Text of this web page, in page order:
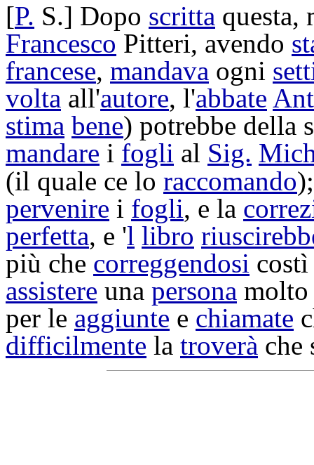
[P. S.] Dopo scritta questa,
Francesco Pitteri, avendo
francese, mandava ogni
volta all'autore, l'abbate
stima bene) potrebbe della
mandare i fogli al Sig.
(il quale ce lo raccomando
pervenire i fogli, e la
perfetta, e 'l libro
più che correggendosi
assistere una persona
per le aggiunte e chiamate
difficilmente la troverà